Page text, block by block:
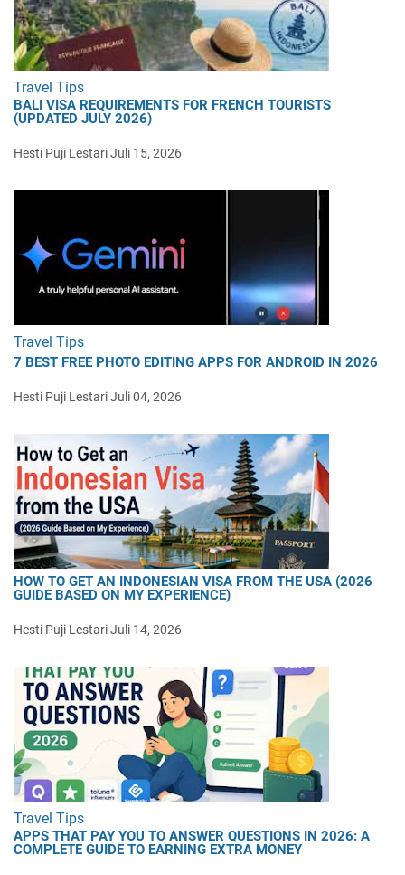
Travel Tips
BALI VISA REQUIREMENTS FOR FRENCH TOURISTS
(UPDATED JULY 2026)
Hesti Puji LestariJuli 15, 2026
Travel Tips
7 BEST FREE PHOTO EDITING APPS FOR ANDROID IN 2026
Hesti Puji LestariJuli 04, 2026
HOW TO GET AN INDONESIAN VISA FROM THE USA (2026
GUIDE BASED ON MY EXPERIENCE)
Hesti Puji LestariJuli 14, 2026
Travel Tips
APPS THAT PAY YOU TO ANSWER QUESTIONS IN 2026: A
COMPLETE GUIDE TO EARNING EXTRA MONEY